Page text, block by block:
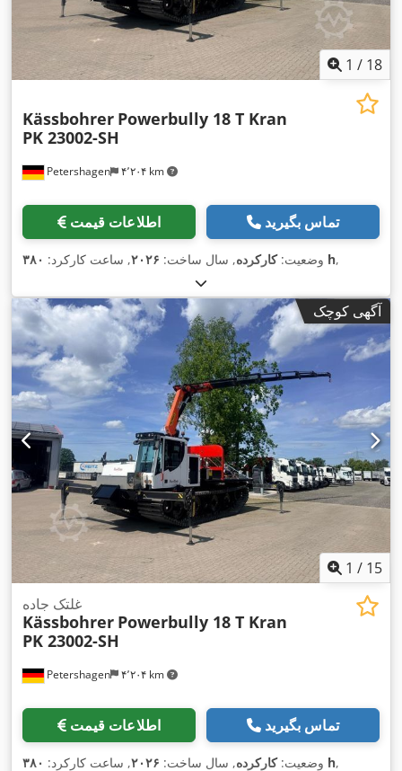
1 / 18
Petershagen ۴٬۲۰۴ km
Kässbohrer Powerbully 18 T Kran
PK 23002-SH
اطلاعات قیمت تماس بگیرید
وضعیت:کارکرده, سال ساخت: ۲۰۲۶, ساعت کارکرد: ۳۸۰ h,
آگهی کوچک
1 / 15
Petershagen ۴٬۲۰۴ km
غلتک جاده
Kässbohrer Powerbully 18 T Kran
PK 23002-SH
اطلاعات قیمت تماس بگیرید
وضعیت:کارکرده, سال ساخت: ۲۰۲۶, ساعت کارکرد: ۳۸۰ h,